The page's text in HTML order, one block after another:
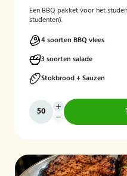
Een BBQ pakket voor het
studenten).
4 soorten BBQ vlees
3 soorten salade
Stokbrood + Sauzen